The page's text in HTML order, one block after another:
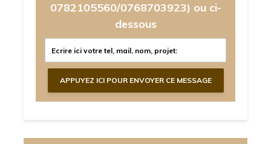
0782105560/0768703923) ou ci-
dessous